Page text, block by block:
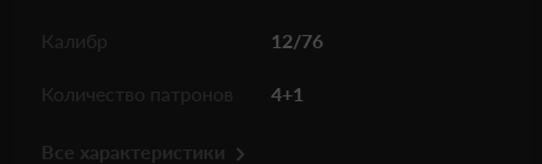
Калибр 12/76
Количество патронов 4+1
Все характеристики